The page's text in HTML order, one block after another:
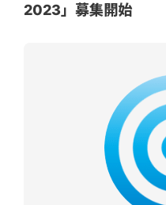
2023」募集開始